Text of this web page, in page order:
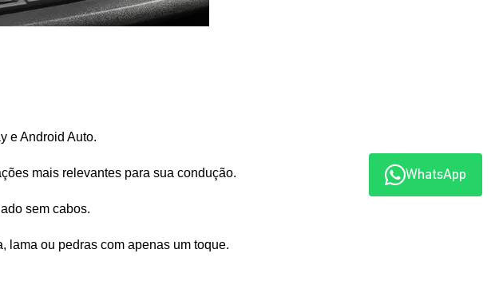
e Android Auto.
mais relevantes para sua condução.
sem cabos.
lama ou pedras com apenas um toque.
WhatsApp